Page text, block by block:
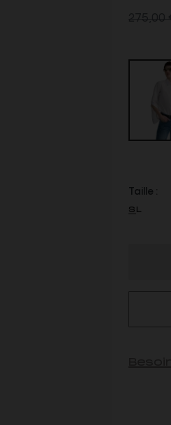
Taille :
SL